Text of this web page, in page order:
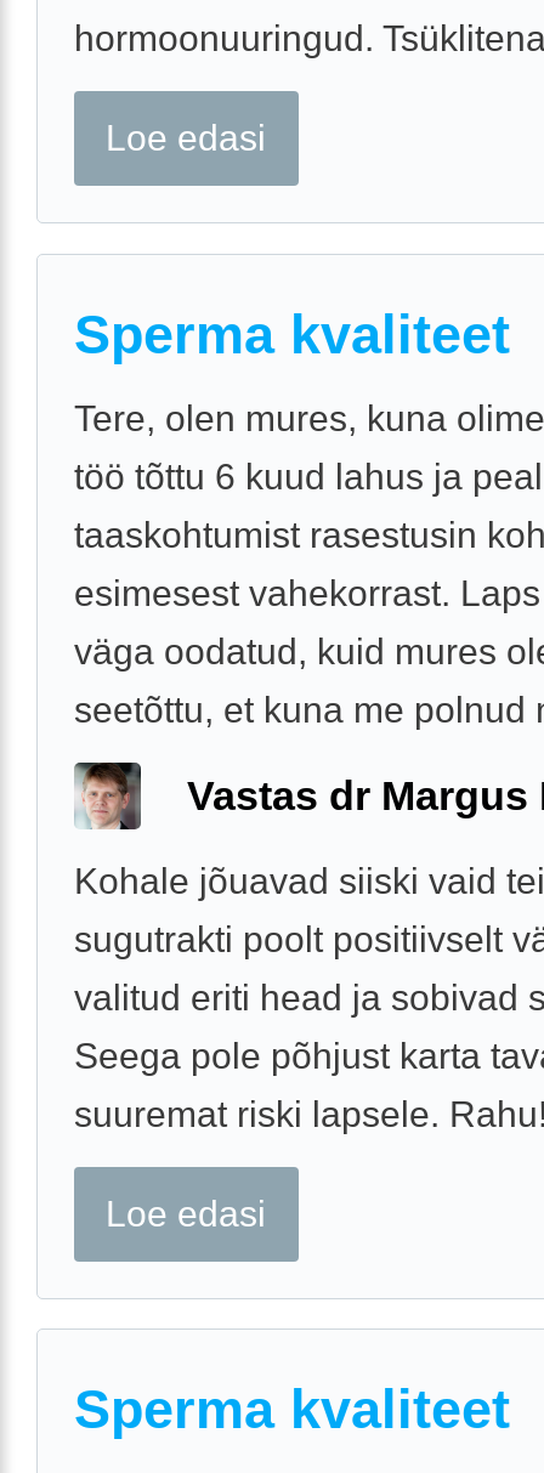
hormoonuuringud.
Loe edasi
Sperma kvaliteet
Tere, olen mures, kuna
töö tõttu 6 kuud lahus ja
taaskohtumist rasestusin
esimesest vahekorrast.
väga oodatud, kuid mures
seetõttu, et kuna me polnud
Vastas dr Margus
Kohale jõuavad siiski vaid
sugutrakti poolt positiivselt
valitud eriti head ja sobivad
Seega pole põhjust karta
suuremat riski lapsele.
Loe edasi
Sperma kvaliteet